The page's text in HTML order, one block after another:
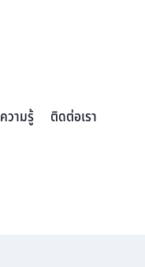
ความรู้ ติดต่อเรา